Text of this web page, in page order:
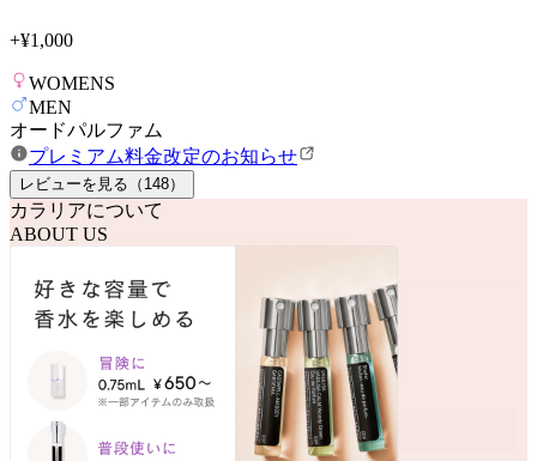
+¥1,000
WOMENS
MEN
オードパルファム
プレミアム料金改定のお知らせ
レビューを見る（ 148）
カラリアについて
ABOUT US